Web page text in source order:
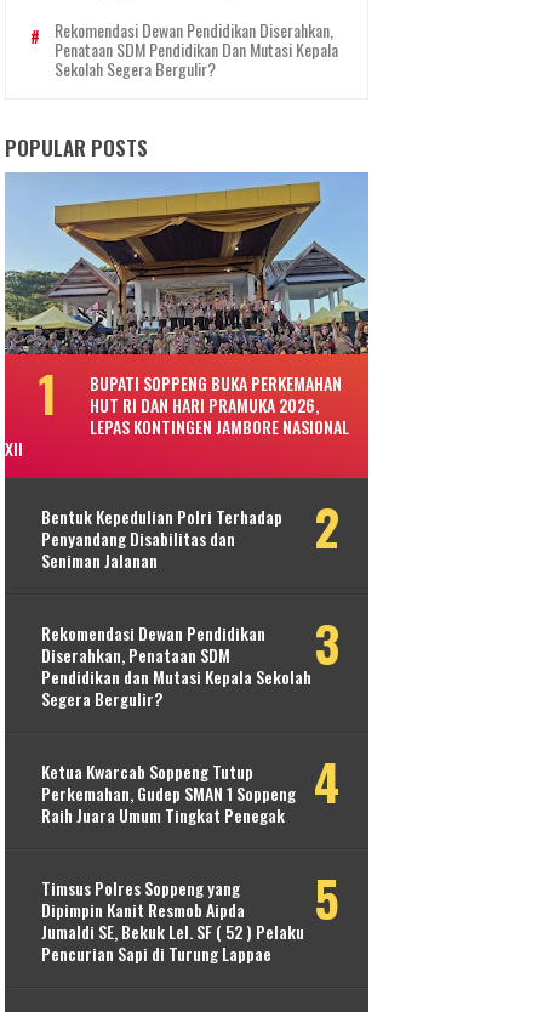
Rekomendasi Dewan Pendidikan Diserahkan,
Penataan SDM Pendidikan Dan Mutasi Kepala
Sekolah Segera Bergulir?
POPULAR POSTS
BUPATI SOPPENG BUKA PERKEMAHAN
HUT RI DAN HARI PRAMUKA 2026,
LEPAS KONTINGEN JAMBORE NASIONAL
XII
Bentuk Kepedulian Polri Terhadap
Penyandang Disabilitas dan
Seniman Jalanan
Rekomendasi Dewan Pendidikan
Diserahkan, Penataan SDM
Pendidikan dan Mutasi Kepala Sekolah
Segera Bergulir?
Ketua Kwarcab Soppeng Tutup
Perkemahan, Gudep SMAN 1 Soppeng
Raih Juara Umum Tingkat Penegak
Timsus Polres Soppeng yang
Dipimpin Kanit Resmob Aipda
Jumaldi SE, Bekuk Lel. SF ( 52 ) Pelaku
Pencurian Sapi di Turung Lappae